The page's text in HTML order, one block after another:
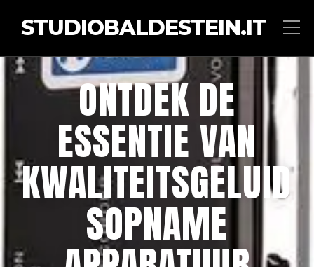
STUDIOBALDESTEIN.IT
ONTDEK DE
ESSENTIE VAN
KWALITEITSGELUID
SOPNAME